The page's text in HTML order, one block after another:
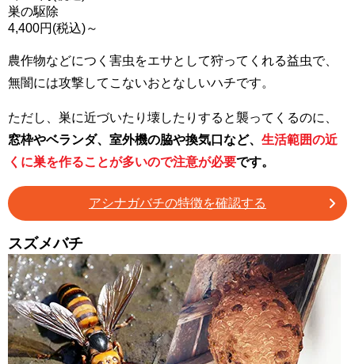
巣の駆除
4,400円(税込)～
農作物などにつく害虫をエサとして狩ってくれる益虫で、
無闇には攻撃してこないおとなしいハチです。
ただし、巣に近づいたり壊したりすると襲ってくるのに、
窓枠やベランダ、室外機の脇や換気口など、 生活範囲の近
くに巣を作ることが多いので注意が必要です。
アシナガバチの特徴を確認する
スズメバチ